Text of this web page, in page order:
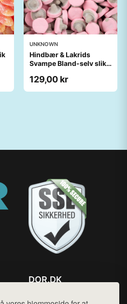
UNKNOWN
Hindbær & Lakrids
Svampe Bland-selv slik i
129,00 kr
DOR.DK